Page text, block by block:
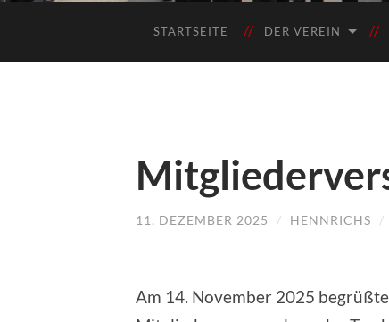
STARTSEITE DER VEREIN
11. DEZEMBER 2025 / HENNRICHS /
Am 14. November 2025